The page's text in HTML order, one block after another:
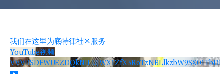
我们在这里为底特律社区服务
YouTube视频